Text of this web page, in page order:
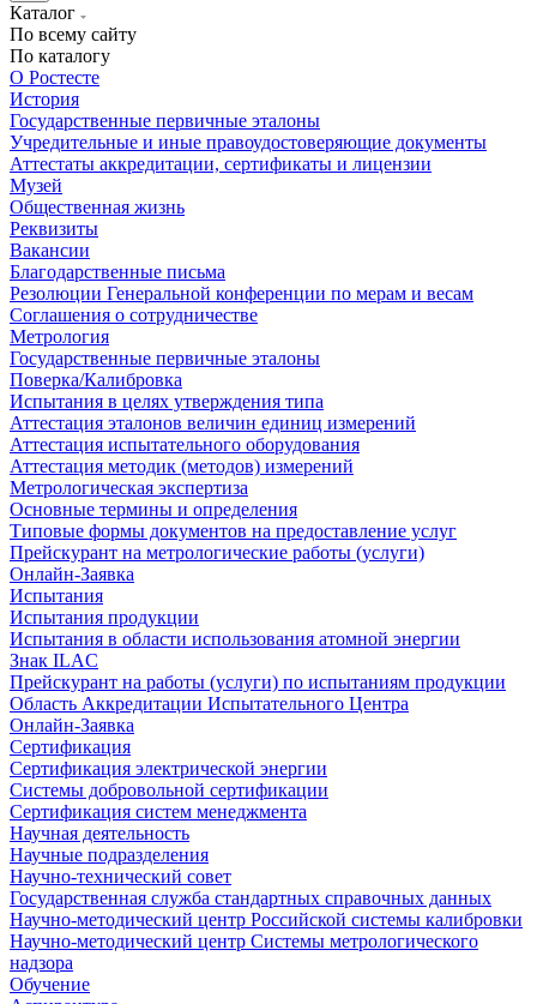
Каталог
По всему сайту
По каталогу
О Ростесте
История
Государственные первичные эталоны
Учредительные и иные правоудостоверяющие документы
Аттестаты аккредитации, сертификаты и лицензии
Музей
Общественная жизнь
Реквизиты
Вакансии
Благодарственные письма
Резолюции Генеральной конференции по мерам и весам
Соглашения о сотрудничестве
Метрология
Государственные первичные эталоны
Поверка/Калибровка
Испытания в целях утверждения типа
Аттестация эталонов величин единиц измерений
Аттестация испытательного оборудования
Аттестация методик (методов) измерений
Метрологическая экспертиза
Основные термины и определения
Типовые формы документов на предоставление услуг
Прейскурант на метрологические работы (услуги)
Онлайн-Заявка
Испытания
Испытания продукции
Испытания в области использования атомной энергии
Знак ILAC
Прейскурант на работы (услуги) по испытаниям продукции
Область Аккредитации Испытательного Центра
Онлайн-Заявка
Сертификация
Сертификация электрической энергии
Системы добровольной сертификации
Сертификация систем менеджмента
Научная деятельность
Научные подразделения
Научно-технический совет
Государственная служба стандартных справочных данных
Научно-методический центр Российской системы калибровки
Научно-методический центр Системы метрологического
надзора
Обучение